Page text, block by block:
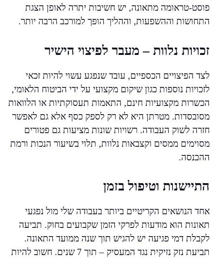
פוסט-טראומה מתאונה, יש חשיבות יתרה לאופן הצגת
התחושות וההשפעות, וההליך הופך למורכב הרבה יותר.
זכויות נלוות – מעבר לפיצוי הישיר
לצד הפיצויים הכספיים, עובד שנפגע עשוי להיות זכאי
לזכויות נוספות כגון שיקום מקצועי על ידי הביטוח הלאומי,
הכשרות מקצועיות חינם, התאמות תעסוקתיות או הלוואות
מסובסדות. מטרתן היא לא רק לספק כסף אלא גם לאפשר
חזרה לשוק העבודה. רשויות שונות מציעות גם פטורים
מסוימים ממסים וקצבאות נלוות, תלוי בשיעור הנכות ורמת
ההכנסה.
התיישנות וטיפול בזמן
אחד הנושאים הקריטיים ביותר בעבודה שלי מול נפגעי
תאונות הוא מודעות לפרקי הזמן שקבועים בחוק. תביעה
לקבלת דמי פגיעה יש להגיש תוך שנה ממועד התאונה.
תביעת נזק נזיקית נגד המעסיק – תוך 7 שנים. חשוב להיות